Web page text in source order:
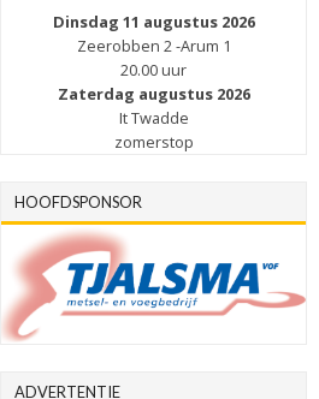
Dinsdag 11 augustus 2026
Zeerobben 2 -Arum 1
20.00 uur
Zaterdag augustus 2026
It Twadde
zomerstop
HOOFDSPONSOR
ADVERTENTIE